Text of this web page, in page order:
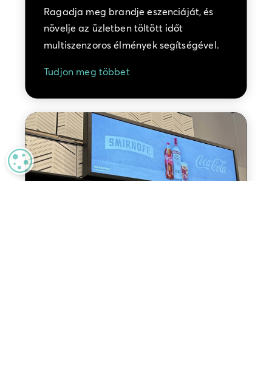
Ragadja meg brandje eszenciáját, és
növelje az üzletben töltött időt
multiszenzoros élmények segítségével.
Tudjon meg többet
MANAGE PRIVACY